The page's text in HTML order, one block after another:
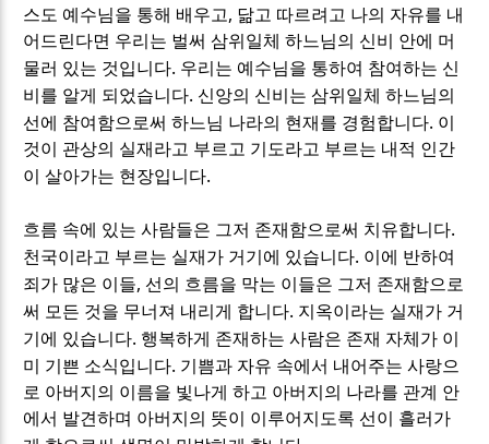
스도 예수님을 통해 배우고, 닮고 따르려고 나의 자유를 내
어드린다면 우리는 벌써 삼위일체 하느님의 신비 안에 머
물러 있는 것입니다. 우리는 예수님을 통하여 참여하는 신
비를 알게 되었습니다. 신앙의 신비는 삼위일체 하느님의
선에 참여함으로써 하느님 나라의 현재를 경험합니다. 이
것이 관상의 실재라고 부르고 기도라고 부르는 내적 인간
이 살아가는 현장입니다.
흐름 속에 있는 사람들은 그저 존재함으로써 치유합니다.
천국이라고 부르는 실재가 거기에 있습니다. 이에 반하여
죄가 많은 이들, 선의 흐름을 막는 이들은 그저 존재함으로
써 모든 것을 무너져 내리게 합니다. 지옥이라는 실재가 거
기에 있습니다. 행복하게 존재하는 사람은 존재 자체가 이
미 기쁜 소식입니다. 기쁨과 자유 속에서 내어주는 사랑으
로 아버지의 이름을 빛나게 하고 아버지의 나라를 관계 안
에서 발견하며 아버지의 뜻이 이루어지도록 선이 흘러가